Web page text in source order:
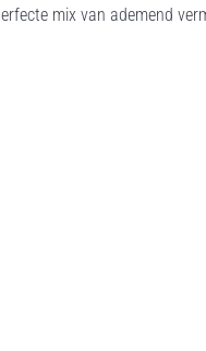
mix van ademend